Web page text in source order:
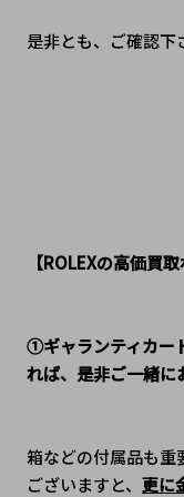
是非とも、ご確認下
【ROLEXの高価買
①ギャランティカー
れば、是非ご一緒に
箱などの付属品も重
ございますと、 更に